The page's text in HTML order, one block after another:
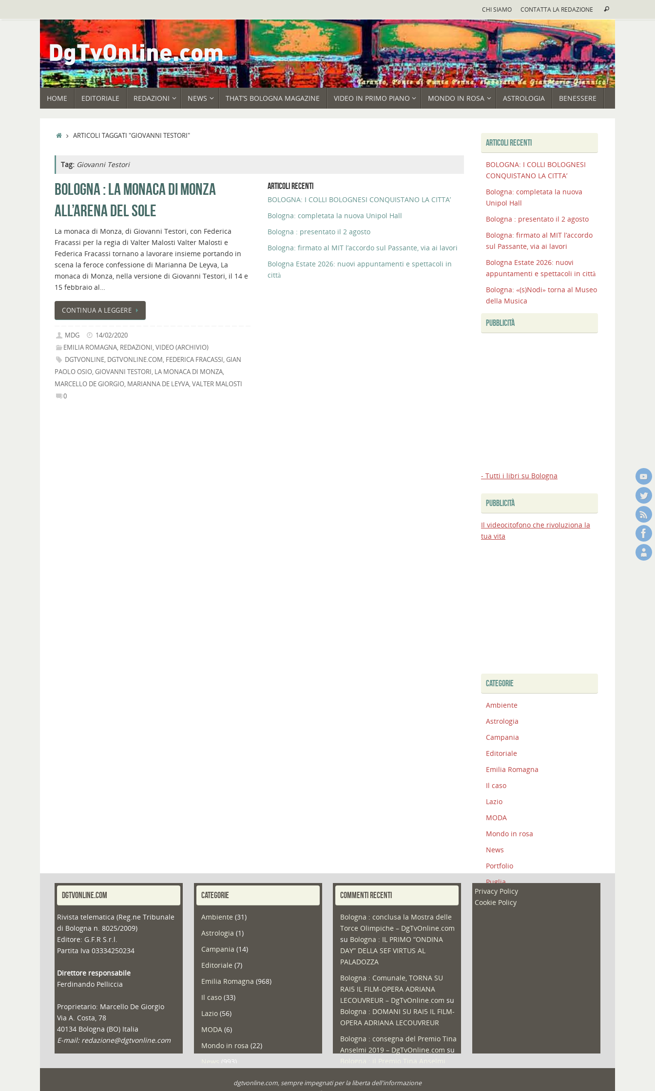
CHI SIAMO CONTATTA LA REDAZIONE Cerca
HOME EDITORIALE REDAZIONI NEWS THAT’S BOLOGNA MAGAZINE VIDEO IN PRIMO PIANO MONDO IN ROSA ASTROLOGIA BENESSERE
HOMEARTICOLI TAGGATI "GIOVANNI TESTORI"
Tag: Giovanni Testori
BOLOGNA : LA MONACA DI MONZA
ALL’ARENA DEL SOLE
La monaca di Monza, di Giovanni Testori, con Federica
Fracassi per la regia di Valter Malosti Valter Malosti e
Federica Fracassi tornano a lavorare insieme portando in
scena la feroce confessione di Marianna De Leyva, La
monaca di Monza, nella versione di Giovanni Testori, il 14 e
15 febbraio al…
CONTINUA A LEGGERE
MDG
14/02/2020
EMILIA ROMAGNA, REDAZIONI,VIDEO (ARCHIVIO)
DGTVONLINE, DGTVONLINE.COM, FEDERICA FRACASSI,GIAN
PAOLO OSIO,GIOVANNI TESTORI, LA MONACA DI MONZA,
MARCELLO DE GIORGIO, MARIANNA DE LEYVA,VALTER MALOSTI
0
ARTICOLI RECENTI
BOLOGNA: I COLLI BOLOGNESI CONQUISTANO LA CITTA’
Bologna: completata la nuova Unipol Hall
Bologna : presentato il 2 agosto
Bologna: firmato al MIT l’accordo sul Passante, via ai lavori
Bologna Estate 2026: nuovi appuntamenti e spettacoli in
città
ARTICOLI RECENTI
BOLOGNA: I COLLI BOLOGNESI
CONQUISTANO LA CITTA’
Bologna: completata la nuova
Unipol Hall
Bologna : presentato il 2 agosto
Bologna: firmato al MIT l’accordo
sul Passante, via ai lavori
Bologna Estate 2026: nuovi
appuntamenti e spettacoli in città
Bologna: «(s)Nodi» torna al Museo
della Musica
PUBBLICITÀ
- Tutti i libri su Bologna
PUBBLICITÀ
Il videocitofono che rivoluziona la
tua vita
CATEGORIE
Ambiente
Astrologia
Campania
Editoriale
Emilia Romagna
Il caso
Lazio
MODA
Mondo in rosa
News
Portfolio
Puglia
Redazioni
DGTVONLINE.COM
Rivista telematica (Reg.ne Tribunale
di Bologna n. 8025/2009)
Editore: G.F.R S.r.l.
Partita Iva 03334250234
Direttore responsabile
Ferdinando Pelliccia
Proprietario: Marcello De Giorgio
Via A. Costa, 78
40134 Bologna (BO) Italia
E-mail: redazione@dgtvonline.com
CATEGORIE
Ambiente (31)
Astrologia (1)
Campania (14)
Editoriale (7)
Emilia Romagna (968)
Il caso(33)
Lazio(56)
MODA(6)
Mondo in rosa (22)
(993)
COMMENTI RECENTI
Bologna : conclusa la Mostra delle
Torce Olimpiche – DgTvOnline.com
su Bologna : IL PRIMO “ONDINA
DAY” DELLA SEF VIRTUS AL
PALADOZZA
Bologna : Comunale, TORNA SU
RAI5 IL FILM-OPERA ADRIANA
LECOUVREUR – DgTvOnline.com su
Bologna : DOMANI SU RAI5 IL FILM-
OPERA ADRIANA LECOUVREUR
Bologna : consegna del Premio Tina
Anselmi 2019 – DgTvOnline.com su
Privacy Policy
Cookie Policy
dgtvonline.com, sempre impegnati per la liberta dell'informazione